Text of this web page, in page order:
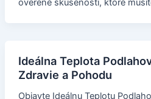
overené skúsenosti, ktoré
Ideálna Teplota
Zdravie a Pohodu
Objavte Ideálnu Teplotu